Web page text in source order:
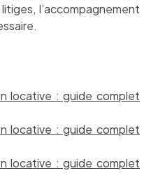
l’accompagnement
locative : guide complet
locative : guide complet
locative : guide complet